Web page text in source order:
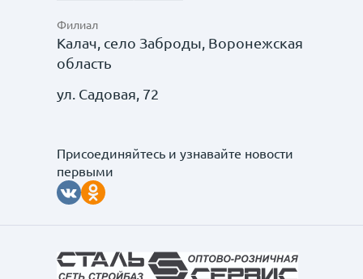
Филиал
Калач, село Заброды, Воронежская
область
ул. Садовая, 72
Присоединяйтесь и узнавайте новости
первыми